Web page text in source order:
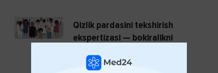
Qizlik pardasini tekshirish
ekspertizasi — bokiralikni